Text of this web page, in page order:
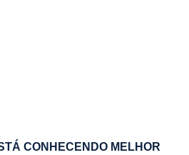
CONHECENDO MELHOR